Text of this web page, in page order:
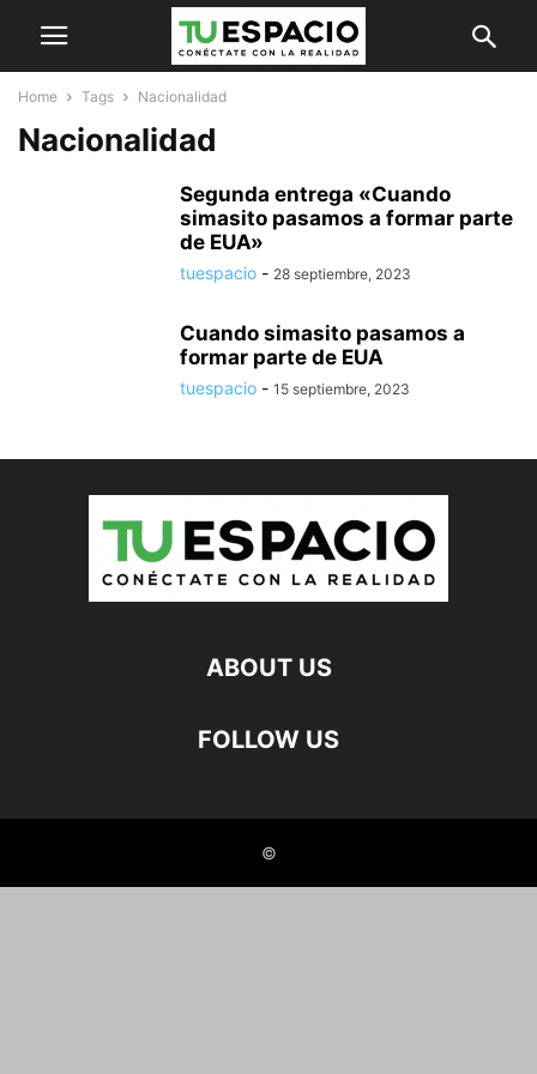
Home Tags Nacionalidad
Nacionalidad
Segunda entrega «Cuando
simasito pasamos a formar parte
de EUA»
tuespacio - 28 septiembre, 2023
Cuando simasito pasamos a
formar parte de EUA
tuespacio - 15 septiembre, 2023
ABOUT US
FOLLOW US
©